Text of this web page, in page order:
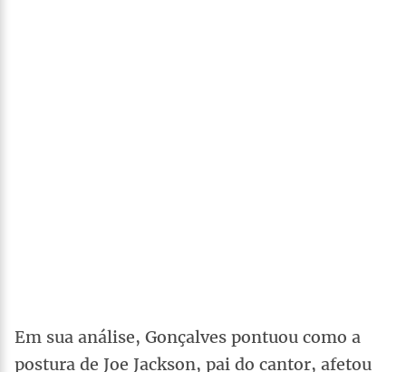
Em sua análise, Gonçalves pontuou como a
postura de Joe Jackson, pai do cantor, afetou